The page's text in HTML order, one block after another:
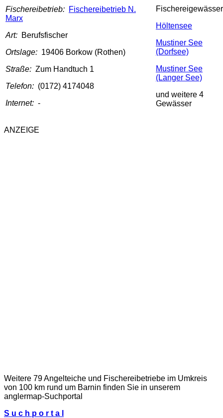
Fischereibetrieb: Fischereibetrieb N.
Marx
Art: Berufsfischer
Ortslage: 19406 Borkow (Rothen)
Straße: Zum Handtuch 1
Telefon: (0172) 4174048
Internet: -
Fischereigewässer
Höltensee
Mustiner See
(Dorfsee)
Mustiner See
(Langer See)
und weitere 4
Gewässer
ANZEIGE
Weitere 79 Angelteiche und Fischereibetriebe im Umkreis
von 100 km rund um Barnin finden Sie in unserem
anglermap-Suchportal
S u c h p o r t a l